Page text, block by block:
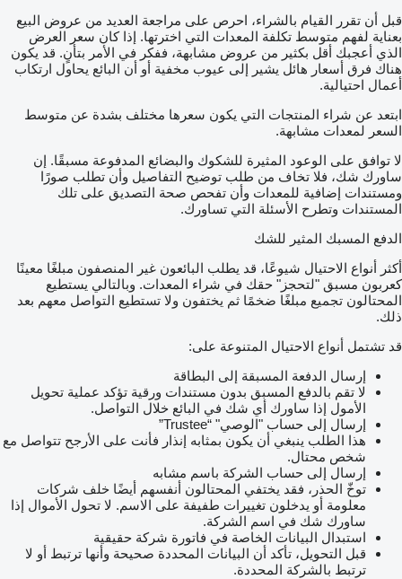
قبل أن تقرر القيام بالشراء، احرص على مراجعة العديد من عروض البيع
بعناية لفهم متوسط تكلفة المعدات التي اخترتها. إذا كان سعر العرض
الذي أعجبك أقل بكثير من عروض مشابهة، ففكر في الأمر بتأنٍ. قد يكون
هناك فرق أسعار هائل يشير إلى عيوب مخفية أو أن البائع يحاول ارتكاب
أعمال احتيالية.
ابتعد عن شراء المنتجات التي يكون سعرها مختلف بشدة عن متوسط
السعر لمعدات مشابهة.
لا توافق على الوعود المثيرة للشكوك والبضائع المدفوعة مسبقًا. إن
ساورك شك، فلا تخاف من طلب توضيح التفاصيل وأن تطلب صورًا
ومستندات إضافية للمعدات وأن تفحص صحة التصديق على تلك
المستندات وتطرح الأسئلة التي تساورك.
الدفع المسبك المثير للشك
أكثر أنواع الاحتيال شيوعًا، قد يطلب البائعون غير المنصفون مبلغًا معينًا
كعربون مسبق "لتحجز" حقك في شراء المعدات. وبالتالي يستطيع
المحتالون تجميع مبلغًا ضخمًا ثم يختفون ولا تستطيع التواصل معهم بعد
ذلك.
قد تشتمل أنواع الاحتيال المتنوعة على:
إرسال الدفعة المسبقة إلى البطاقة
لا تقم بالدفع المسبق بدون مستندات ورقية تؤكد عملية تحويل
الأمول إذا ساورك أي شك في البائع خلال التواصل.
إرسال إلى حساب "الوصي" “Trustee”
هذا الطلب ينبغي أن يكون بمثابه إنذار فأنت على الأرجح تتواصل مع
شخص محتال.
إرسال إلى حساب الشركة باسم مشابه
توخّ الحذر، فقد يختفي المحتالون أنفسهم أيضًا خلف شركات
معلومة أو يدخلون تغييرات طفيفة على الاسم. لا تحول الأموال إذا
ساورك شك في اسم الشركة.
استبدال البيانات الخاصة في فاتورة شركة حقيقية
قبل التحويل، تأكد أن البيانات المحددة صحيحة وأنها ترتبط أو لا
ترتبط بالشركة المحددة.